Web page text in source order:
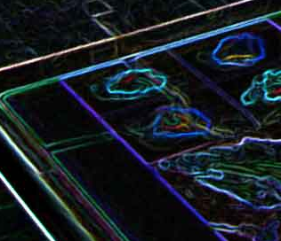
Croque-monsieur à la viande
des grisons, au Comté et aux
noix